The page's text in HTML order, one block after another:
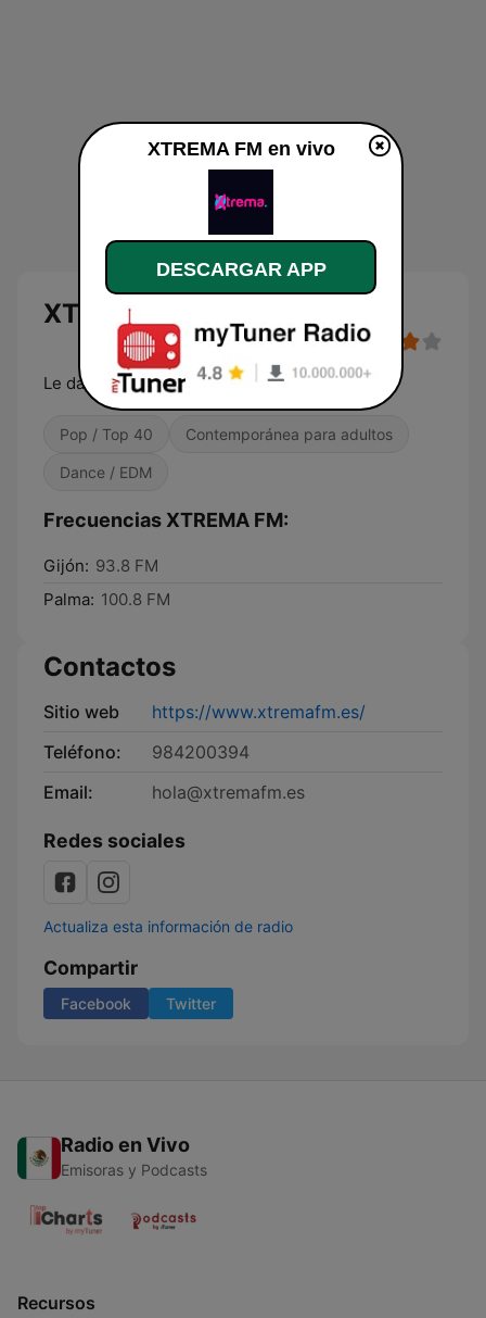
XTREMA FM
Le damos movimiento a tu vida
Pop / Top 40 Contemporánea para adultos
Dance / EDM
Frecuencias XTREMA FM:
Gijón: 93.8 FM
Palma: 100.8 FM
Contactos
Sitio web
https://www.xtremafm.es/
Teléfono:
984200394
Email:
hola@xtremafm.es
Redes sociales
Actualiza esta información de radio
Compartir
Facebook Twitter
Radio en Vivo
Emisoras y Podcasts
Recursos
XTREMA FM en vivo
DESCARGAR APP